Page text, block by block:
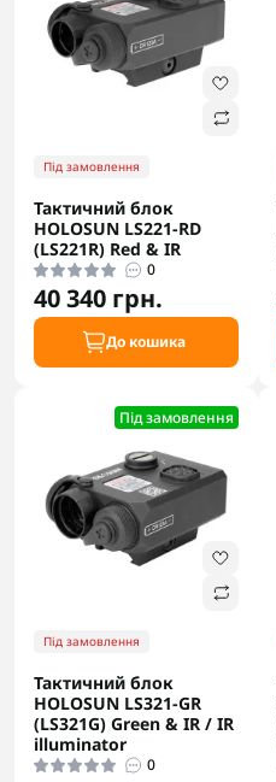
Під замовлення
Тактичний блок
HOLOSUN LS221-RD
(LS221R) Red & IR
0
40 340 грн.
До кошика
Під замовлення
Під замовлення
Тактичний блок
HOLOSUN LS321-GR
(LS321G) Green & IR / IR
illuminator
0